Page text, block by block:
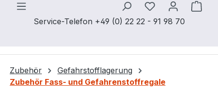
Service-Telefon +49 (0) 22 22 - 91 98 70
Du hast 0
Zubehör
Gefahrstofflagerung
Zubehör Fass- und Gefahrenstoffregale